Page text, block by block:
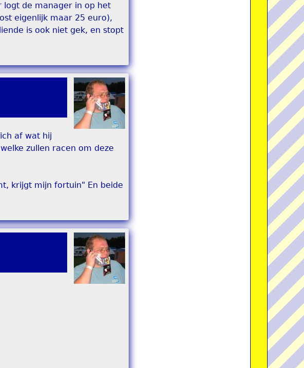
logt de manager in op het
eigenlijk maar 25 euro),
is ook niet gek, en stopt
af wat hij
zullen racen om deze
krijgt mijn fortuin" En beide